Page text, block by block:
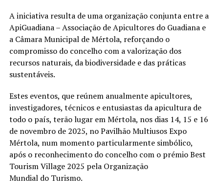
A iniciativa resulta de uma organização conjunta entre a
ApiGuadiana – Associação de Apicultores do Guadiana e
a Câmara Municipal de Mértola, reforçando o
compromisso do concelho com a valorização dos
recursos naturais, da biodiversidade e das práticas
sustentáveis.
Estes eventos, que reúnem anualmente apicultores,
investigadores, técnicos e entusiastas da apicultura de
todo o país, terão lugar em Mértola, nos dias 14, 15 e 16
de novembro de 2025, no Pavilhão Multiusos Expo
Mértola, num momento particularmente simbólico,
após o reconhecimento do concelho com o prémio Best
Tourism Village 2025 pela Organização
Mundial do Turismo.